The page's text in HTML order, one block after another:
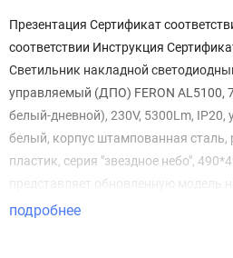
Презентация Сертификат
соответствии Инструкция
Светильник накладной
управляемый (ДПО) FERON AL5100,
белый-дневной), 230V, 5300Lm, IP20,
белый, корпус штампованная сталь,
пластик, серия "звездное небо",
представляет обновленную модель
светильника Feron AL5100. В уже
подробнее